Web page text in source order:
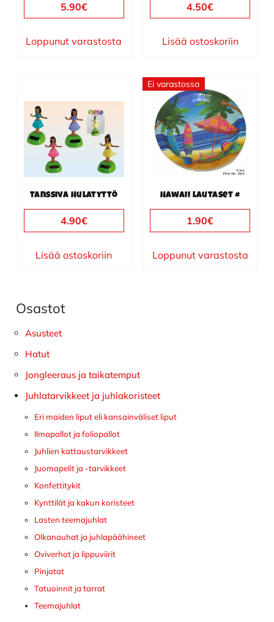
5.90€
Loppunut varastosta
4.50€
Lisää ostoskoriin
Tanssiva Hulatyttö
4.90€
Lisää ostoskoriin
Ei varastossa
Hawaii lautaset #
1.90€
Loppunut varastosta
Ensisijainen
sivupalkki
Osastot
Asusteet
Hatut
Jongleeraus ja taikatemput
Juhlatarvikkeet ja juhlakoristeet
Eri maiden liput eli kansainväliset liput
Ilmapallot ja foliopallot
Juhlien kattaustarvikkeet
Juomapelit ja -tarvikkeet
Konfettitykit
Kynttilät ja kakun koristeet
Lasten teemajuhlat
Olkanauhat ja juhlapäähineet
Oviverhot ja lippuviirit
Pinjatat
Tatuoinnit ja tarrat
Teemajuhlat